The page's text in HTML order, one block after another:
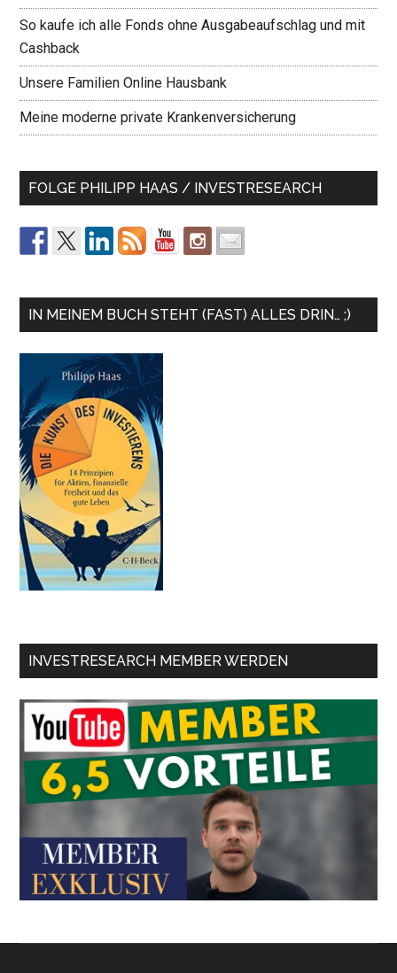
So kaufe ich alle Fonds ohne Ausgabeaufschlag und mit
Cashback
Unsere Familien Online Hausbank
Meine moderne private Krankenversicherung
FOLGE PHILIPP HAAS / INVESTRESEARCH
IN MEINEM BUCH STEHT (FAST) ALLES DRIN… ;)
INVESTRESEARCH MEMBER WERDEN